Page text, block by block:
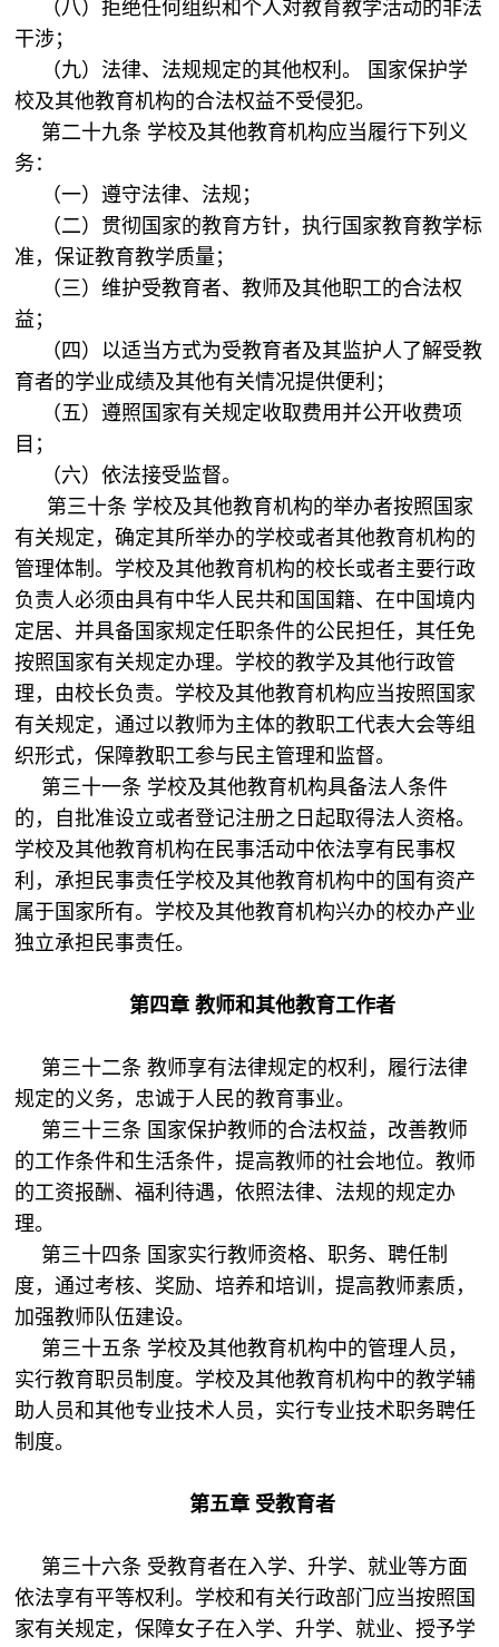
（八）拒绝任何组织和个人对教育教学活动的非法
干涉；
（九）法律、法规规定的其他权利。 国家保护学
校及其他教育机构的合法权益不受侵犯。
第二十九条 学校及其他教育机构应当履行下列义
务：
（一）遵守法律、法规；
（二）贯彻国家的教育方针，执行国家教育教学标
准，保证教育教学质量；
（三）维护受教育者、教师及其他职工的合法权
益；
（四）以适当方式为受教育者及其监护人了解受教
育者的学业成绩及其他有关情况提供便利；
（五）遵照国家有关规定收取费用并公开收费项
目；
（六）依法接受监督。
第三十条 学校及其他教育机构的举办者按照国家
有关规定，确定其所举办的学校或者其他教育机构的
管理体制。学校及其他教育机构的校长或者主要行政
负责人必须由具有中华人民共和国国籍、在中国境内
定居、并具备国家规定任职条件的公民担任，其任免
按照国家有关规定办理。学校的教学及其他行政管
理，由校长负责。学校及其他教育机构应当按照国家
有关规定，通过以教师为主体的教职工代表大会等组
织形式，保障教职工参与民主管理和监督。
第三十一条 学校及其他教育机构具备法人条件
的，自批准设立或者登记注册之日起取得法人资格。
学校及其他教育机构在民事活动中依法享有民事权
利，承担民事责任学校及其他教育机构中的国有资产
属于国家所有。学校及其他教育机构兴办的校办产业
独立承担民事责任。
第四章 教师和其他教育工作者
第三十二条 教师享有法律规定的权利，履行法律
规定的义务，忠诚于人民的教育事业。
第三十三条 国家保护教师的合法权益，改善教师
的工作条件和生活条件，提高教师的社会地位。教师
的工资报酬、福利待遇，依照法律、法规的规定办
理。
第三十四条 国家实行教师资格、职务、聘任制
度，通过考核、奖励、培养和培训，提高教师素质，
加强教师队伍建设。
第三十五条 学校及其他教育机构中的管理人员，
实行教育职员制度。学校及其他教育机构中的教学辅
助人员和其他专业技术人员，实行专业技术职务聘任
制度。
第五章 受教育者
第三十六条 受教育者在入学、升学、就业等方面
依法享有平等权利。学校和有关行政部门应当按照国
家有关规定，保障女子在入学、升学、就业、授予学